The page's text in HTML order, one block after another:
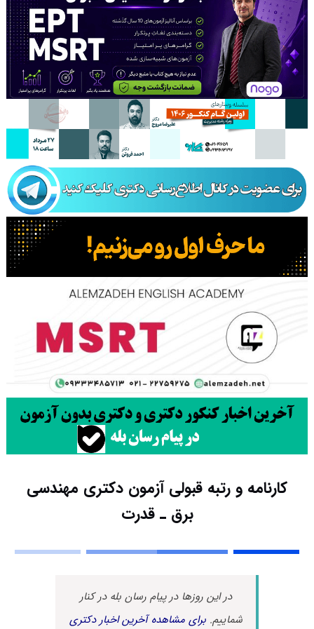
کارنامه و رتبه قبولی آزمون دکتری مهندسی
برق ـ ﻗﺪرت
در این روزها در پیام رسان بله در کنار
شماییم.برای مشاهده آخرین اخبار دکتری